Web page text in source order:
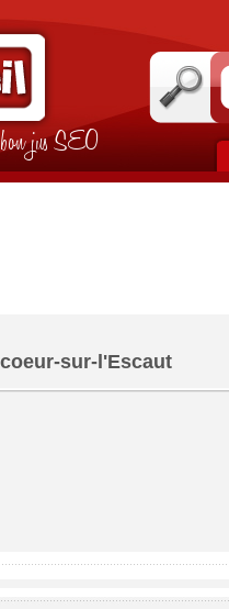
bon jus SEO
sur-l'Escaut